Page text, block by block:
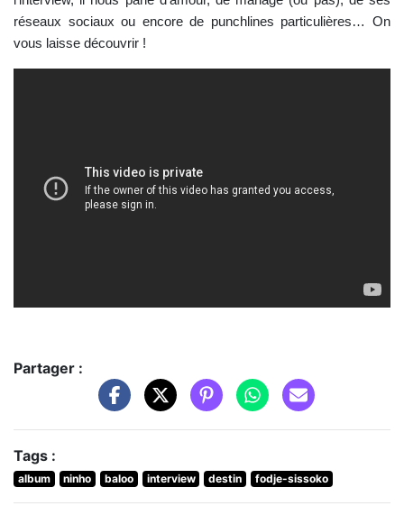
réseaux sociaux ou encore de punchlines particulières… On
vous laisse découvrir !
Partager :
Tags :
album ninho baloo interview destin fodje-sissoko